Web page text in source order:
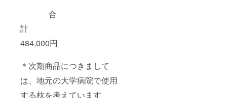
合
計
484,000円
＊次期商品につきまして
は、地元の大学病院で使用
する枕を考えています